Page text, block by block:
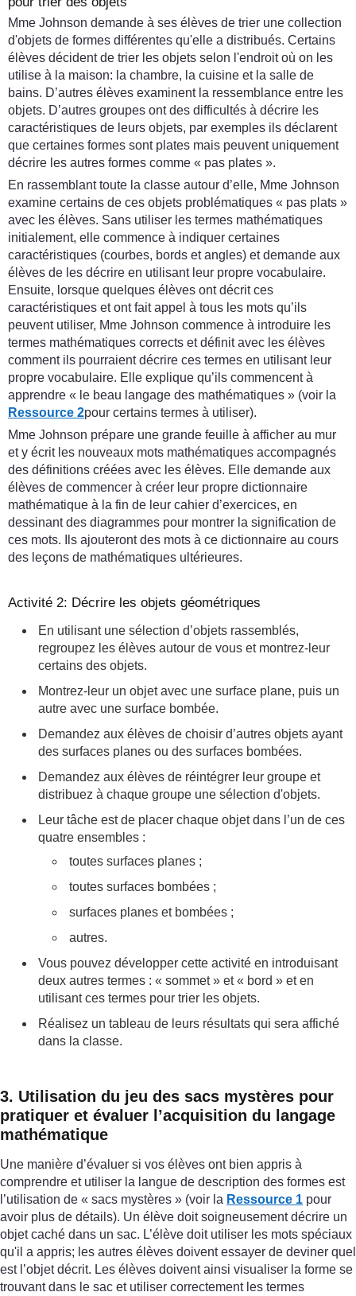
Mme Johnson demande à ses élèves de trier une collection
d'objets de formes différentes qu'elle a distribués. Certains
élèves décident de trier les objets selon l'endroit où on les
utilise à la maison: la chambre, la cuisine et la salle de
bains. D’autres élèves examinent la ressemblance entre les
objets. D’autres groupes ont des difficultés à décrire les
caractéristiques de leurs objets, par exemples ils déclarent
que certaines formes sont plates mais peuvent uniquement
décrire les autres formes comme « pas plates ».
En rassemblant toute la classe autour d’elle, Mme Johnson
examine certains de ces objets problématiques « pas plats »
avec les élèves. Sans utiliser les termes mathématiques
initialement, elle commence à indiquer certaines
caractéristiques (courbes, bords et angles) et demande aux
élèves de les décrire en utilisant leur propre vocabulaire.
Ensuite, lorsque quelques élèves ont décrit ces
caractéristiques et ont fait appel à tous les mots qu’ils
peuvent utiliser, Mme Johnson commence à introduire les
termes mathématiques corrects et définit avec les élèves
comment ils pourraient décrire ces termes en utilisant leur
propre vocabulaire. Elle explique qu’ils commencent à
apprendre « le beau langage des mathématiques » (voir la
Ressource 2pour certains termes à utiliser).
Mme Johnson prépare une grande feuille à afficher au mur
et y écrit les nouveaux mots mathématiques accompagnés
des définitions créées avec les élèves. Elle demande aux
élèves de commencer à créer leur propre dictionnaire
mathématique à la fin de leur cahier d’exercices, en
dessinant des diagrammes pour montrer la signification de
ces mots. Ils ajouteront des mots à ce dictionnaire au cours
des leçons de mathématiques ultérieures.
Activité 2: Décrire les objets géométriques
En utilisant une sélection d’objets rassemblés,
regroupez les élèves autour de vous et montrez-leur
certains des objets.
Montrez-leur un objet avec une surface plane, puis un
autre avec une surface bombée.
Demandez aux élèves de choisir d’autres objets ayant
des surfaces planes ou des surfaces bombées.
Demandez aux élèves de réintégrer leur groupe et
distribuez à chaque groupe une sélection d'objets.
Leur tâche est de placer chaque objet dans l’un de ces
quatre ensembles :
toutes surfaces planes ;
toutes surfaces bombées ;
surfaces planes et bombées ;
autres.
Vous pouvez développer cette activité en introduisant
deux autres termes : « sommet » et « bord » et en
utilisant ces termes pour trier les objets.
Réalisez un tableau de leurs résultats qui sera affiché
dans la classe.
3. Utilisation du jeu des sacs mystères pour
pratiquer et évaluer l’acquisition du langage
mathématique
Une manière d’évaluer si vos élèves ont bien appris à
comprendre et utiliser la langue de description des formes est
l’utilisation de « sacs mystères » (voir la Ressource 1 pour
avoir plus de détails). Un élève doit soigneusement décrire un
objet caché dans un sac. L’élève doit utiliser les mots spéciaux
qu'il a appris; les autres élèves doivent essayer de deviner quel
est l’objet décrit. Les élèves doivent ainsi visualiser la forme se
trouvant dans le sac et utiliser correctement les termes